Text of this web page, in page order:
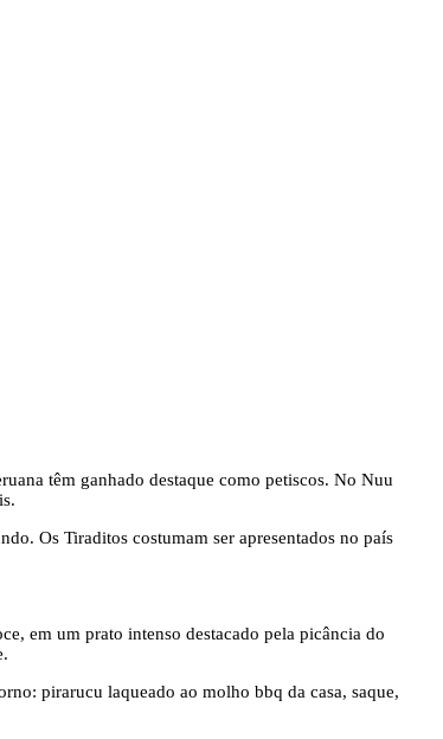
têm ganhado destaque como petiscos. No Nuu
Os Tiraditos costumam ser apresentados no país
em um prato intenso destacado pela picância do
pirarucu laqueado ao molho bbq da casa, saque,